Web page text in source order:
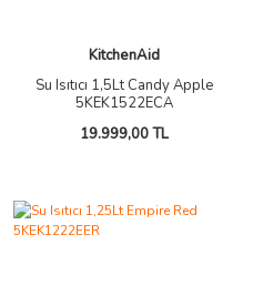
KitchenAid
Su Isıtıcı 1,5Lt Candy Apple
5KEK1522ECA
19.999,00 TL